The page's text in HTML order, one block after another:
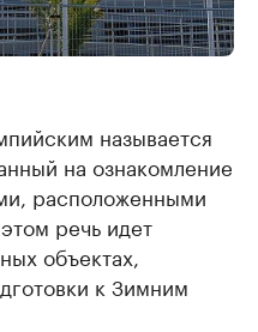
называется
на ознакомление
расположенными
речь идет
объектах,
к Зимним